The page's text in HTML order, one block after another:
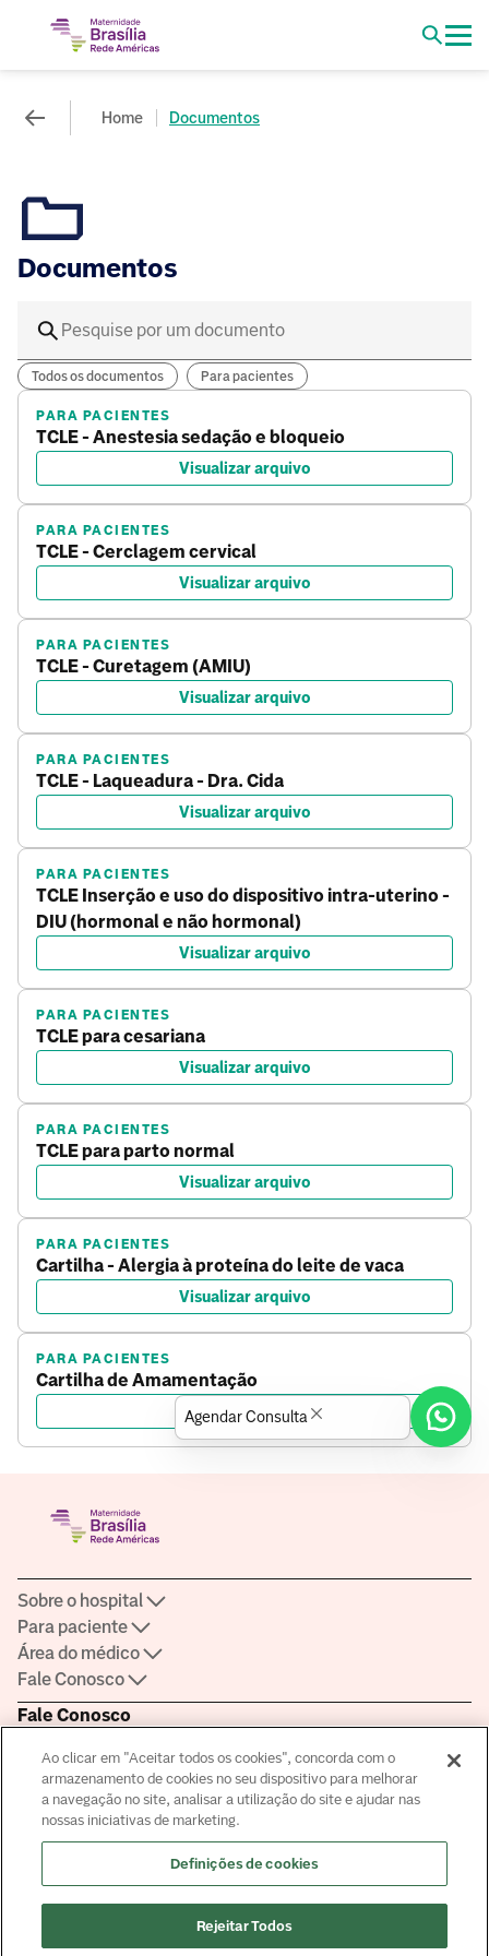
Home Documentos
Documentos
Todos os documentos Para pacientes
PARA PACIENTES
TCLE - Anestesia sedação e bloqueio
Visualizar arquivo
PARA PACIENTES
TCLE - Cerclagem cervical
Visualizar arquivo
PARA PACIENTES
TCLE - Curetagem (AMIU)
Visualizar arquivo
PARA PACIENTES
TCLE - Laqueadura - Dra. Cida
Visualizar arquivo
PARA PACIENTES
TCLE Inserção e uso do dispositivo intra-uterino -
DIU (hormonal e não hormonal)
Visualizar arquivo
PARA PACIENTES
TCLE para cesariana
Visualizar arquivo
PARA PACIENTES
TCLE para parto normal
Visualizar arquivo
PARA PACIENTES
Cartilha - Alergia à proteína do leite de vaca
Visualizar arquivo
PARA PACIENTES
Cartilha de Amamentação
Visualizar arquivo
Fale Conosco
Ouvidoria:4020-0013
Certificações
Saber mais sobre a certificação
Sobre o hospital
Para paciente
Área do médico
Fale Conosco
Agendar Consulta
Ao clicar em "Aceitar todos os cookies", concorda com o
armazenamento de cookies no seu dispositivo para melhorar
a navegação no site, analisar a utilização do site e ajudar nas
nossas iniciativas de marketing.
Definições de cookies
Rejeitar Todos